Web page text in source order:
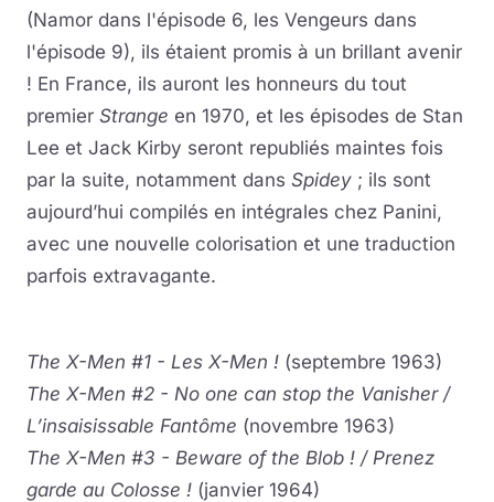
(Namor dans l'épisode 6, les Vengeurs dans
l'épisode 9), ils étaient promis à un brillant avenir
! En France, ils auront les honneurs du tout
premier Strange en 1970, et les épisodes de Stan
Lee et Jack Kirby seront republiés maintes fois
par la suite, notamment dans Spidey ; ils sont
aujourd’hui compilés en intégrales chez Panini,
avec une nouvelle colorisation et une traduction
parfois extravagante.
The X-Men #1 - Les X-Men ! (septembre 1963)
The X-Men #2 - No one can stop the Vanisher /
L’insaisissable Fantôme (novembre 1963)
The X-Men #3 - Beware of the Blob ! / Prenez
garde au Colosse ! (janvier 1964)